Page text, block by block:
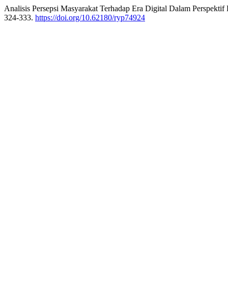
Analisis Persepsi Masyarakat Terhadap Era Digital Dalam
324-333. https://doi.org/10.62180/ryp74924